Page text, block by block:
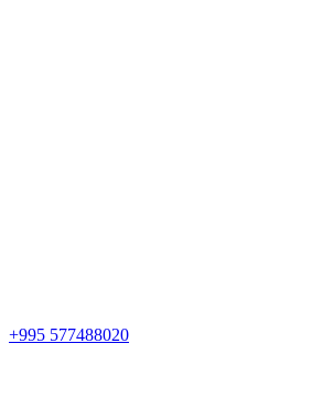
+995 577488020